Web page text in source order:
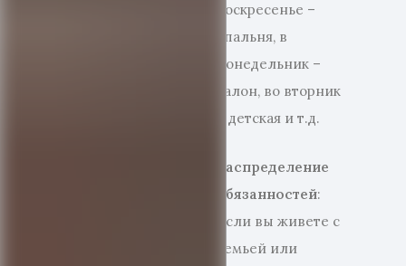
воскресенье –
спальня, в
понедельник –
салон, во вторник
– детская и т.д.
Распределение
обязанностей:
Если вы живете с
семьей или